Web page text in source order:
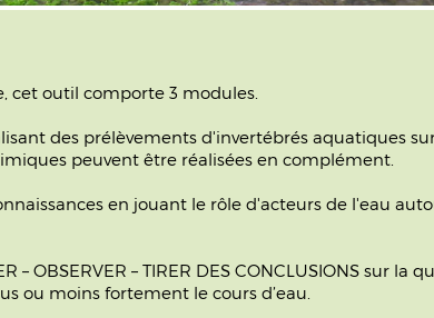
cet outil comporte 3 modules.
des prélèvements d'invertébrés aquatiques
peuvent être réalisées en complément.
en jouant le rôle d'acteurs de l'eau
– TIRER DES CONCLUSIONS sur la
ou moins fortement le cours d’eau.